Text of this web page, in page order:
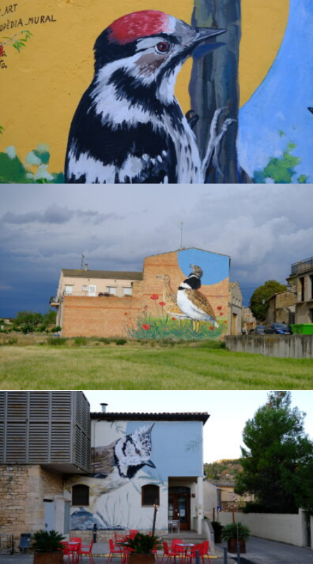
Bito Comú. ENCYCLOPAEDIA
Picot Garser Petit .
Sisó. ENCYCLOPAEDIA